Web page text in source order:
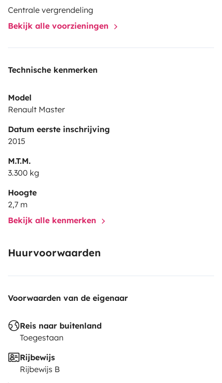
Centrale vergrendeling
Bekijk alle voorzieningen
Technische kenmerken
Model
Renault Master
Datum eerste inschrijving
2015
M.T.M.
3.300 kg
Hoogte
2,7 m
Bekijk alle kenmerken
Huurvoorwaarden
Voorwaarden van de eigenaar
Reis naar buitenland
Toegestaan
Rijbewijs
Rijbewijs B